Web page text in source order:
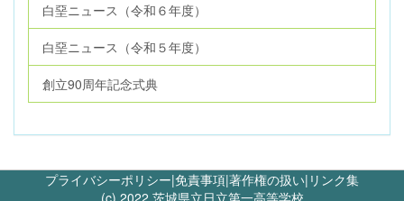
白堊ニュース（令和６年度）
白堊ニュース（令和５年度）
創立90周年記念式典
プライバシーポリシー|免責事項|著作権の扱い| リンク集